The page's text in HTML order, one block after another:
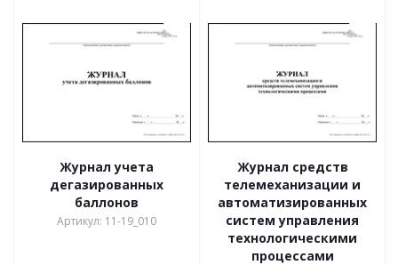
Журнал учета
дегазированных
баллонов
Артикул: 11-19_010
Журнал средств
телемеханизации и
автоматизированных
систем управления
технологическими
процессами